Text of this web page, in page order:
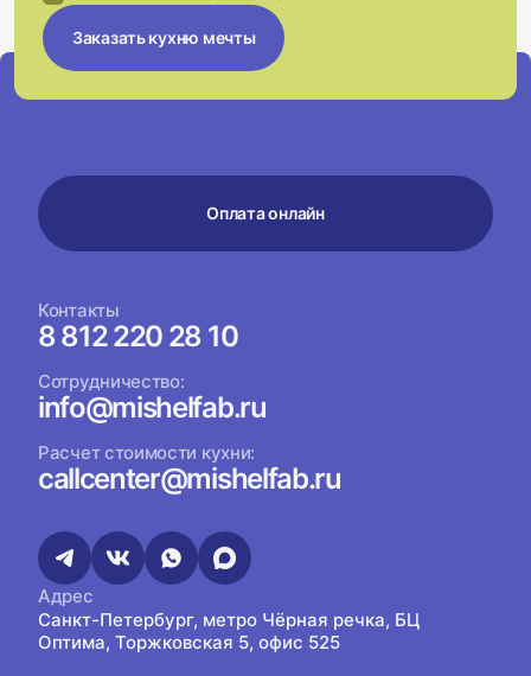
Заказать кухню мечты
Оплата онлайн
Контакты
8 812 220 28 10
Сотрудничество:
info@mishelfab.ru
Расчет стоимости кухни:
callcenter@mishelfab.ru
Адрес
Санкт-Петербург, метро Чёрная речка, БЦ
Оптима, Торжковская 5, офис 525